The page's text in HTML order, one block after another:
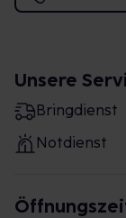
Unsere
Bringdienst
Notdienst